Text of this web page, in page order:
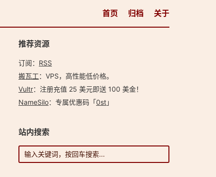
首页 归档 关于
推荐资源
订阅： RSS
搬瓦工：VPS，高性能低价格。️
Vultr：注册充值 25 美元即送 100 美金！
NameSilo：专属优惠码「0st」
站内搜索